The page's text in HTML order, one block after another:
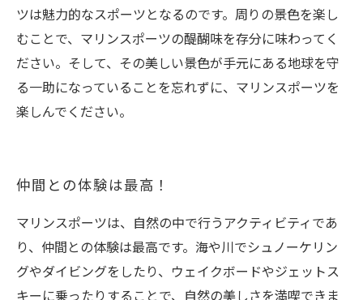
ツは魅力的なスポーツとなるのです。周りの景色を楽し
むことで、マリンスポーツの醍醐味を存分に味わってく
ださい。そして、その美しい景色が手元にある地球を守
る一助になっていることを忘れずに、マリンスポーツを
楽しんでください。
仲間との体験は最高！
マリンスポーツは、自然の中で行うアクティビティであ
り、仲間との体験は最高です。海や川でシュノーケリン
グやダイビングをしたり、ウェイクボードやジェットス
キーに乗ったりすることで、自然の美しさを満喫できま